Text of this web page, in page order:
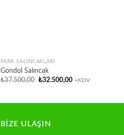
PARK SALINCAKLARI
Gondol Salıncak
₺37.500,00 Orijinal
₺32.500,00Şu
+KDV
BİZE ULAŞIN